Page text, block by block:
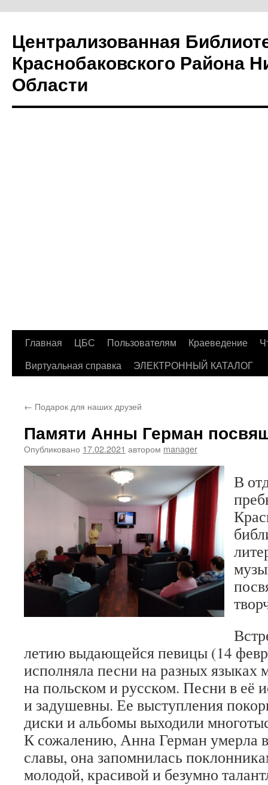
Централизованная
Краснобаковского Района
Области
Перейти
Главная ЦБС Пользователям Краеведение
Виртуальная справка
ЭЛЕКТРОННЫЙ КАТАЛОГ
← Подарок для наших друзей
Памяти Анны Герман
Опубликовано 17.02.2021 автором manager
В
летию выдающейся певицы (14
исполняла песни на разных языках
на польском и русском. Песни в её
и задушевны. Ее выступления
диски и альбомы выходили
К сожалению, Анна Герман умерла
славы, она запомнилась
молодой, красивой и безумно